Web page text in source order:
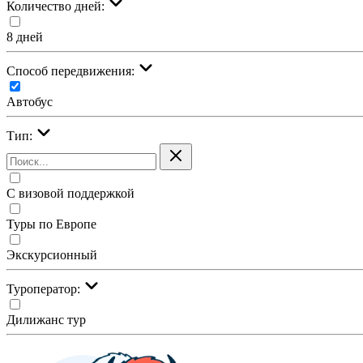
Количество дней:
8 дней
Cпособ передвижения:
Автобус
Тип:
С визовой поддержкой
Туры по Европе
Экскурсионный
Туроператор:
Дилижанс тур